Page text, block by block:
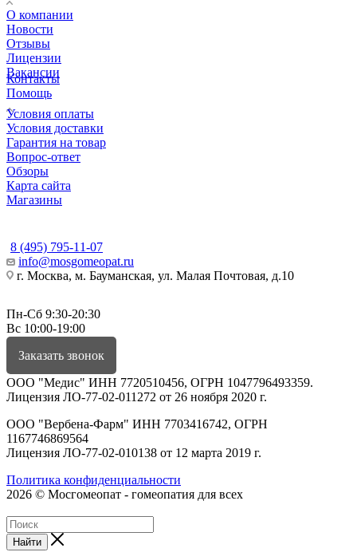
О компании
Новости
Отзывы
Лицензии
Вакансии
Контакты
Помощь
Условия оплаты
Условия доставки
Гарантия на товар
Вопрос-ответ
Обзоры
Карта сайта
Магазины
8 (495) 795-11-07
info@mosgomeopat.ru
г. Москва, м. Бауманская, ул. Малая Почтовая, д.10
Пн-Сб 9:30-20:30
Вс 10:00-19:00
Заказать звонок
ООО "Медис" ИНН 7720510456, ОГРН 1047796493359.
Лицензия ЛО-77-02-011272 от 26 ноября 2020 г.
ООО "Вербена-Фарм" ИНН 7703416742, ОГРН
1167746869564
Лицензия ЛО-77-02-010138 от 12 марта 2019 г.
Политика конфиденциальности
2026 © Мосгомеопат - гомеопатия для всех
Найти